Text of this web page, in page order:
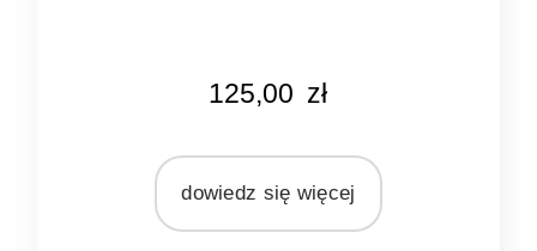
125,00 zł
dowiedz się więcej